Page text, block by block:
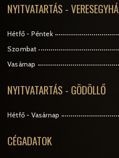
NYITVATARTÁS -
Hétfő - Péntek
Szombat
Vasárnap
NYITVATARTÁS - GÖDÖLLŐ
Hétfő - Vasárnap
CÉGADATOK